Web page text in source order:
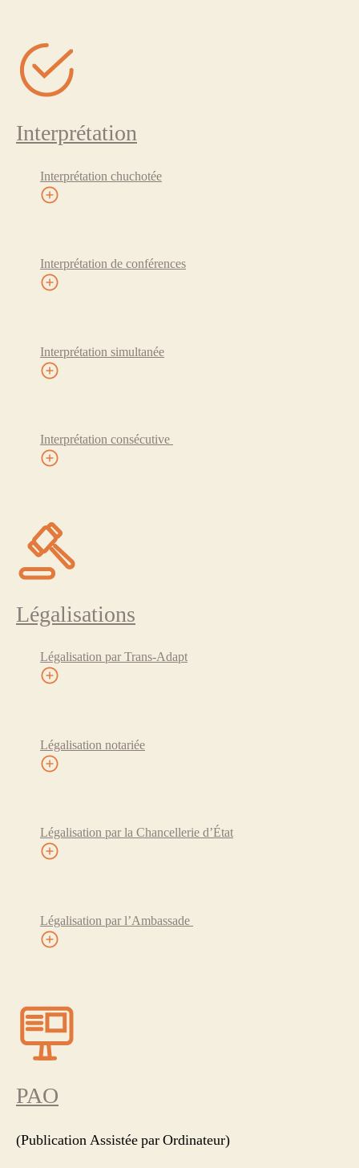
Interprétation
Interprétation chuchotée
Interprétation de conférences
Interprétation simultanée
Interprétation consécutive
Légalisations
Légalisation par Trans-Adapt
Légalisation notariée
Légalisation par la Chancellerie d’État
Légalisation par l’Ambassade
PAO
(Publication Assistée par Ordinateur)